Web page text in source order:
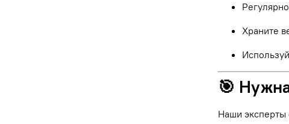
Регулярно
Храните
🎯
Наши эксперты